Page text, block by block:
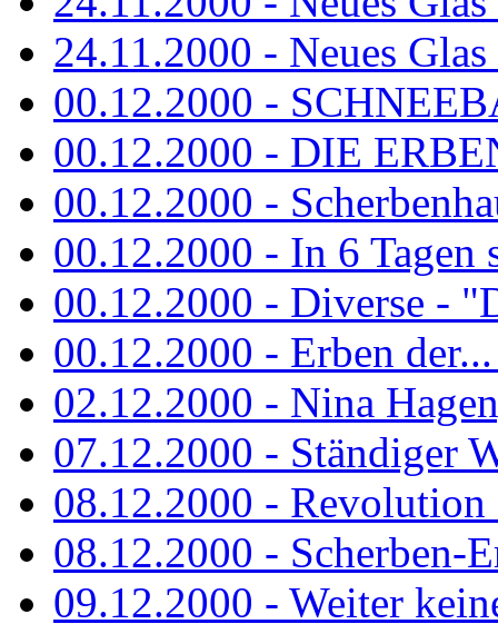
24.11.2000 - Neues Glas
00.12.2000 -
00.12.2000 - DIE
00.12.2000 -
00.12.2000 - In 6 Tagen
00.12.2000 - Diverse -
00.12.2000 - Erben
02.12.2000 - Nina
07.12.2000 - Ständiger
08.12.2000 - Revolution
08.12.2000 - Scherben-
09.12.2000 - Weiter